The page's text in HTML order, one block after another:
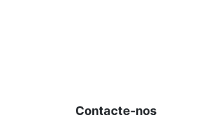
Contacte-nos